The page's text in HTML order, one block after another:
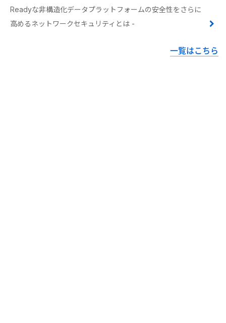
Readyな非構造化データプラットフォームの安全性をさらに
高めるネットワークセキュリティとは -
一覧はこちら